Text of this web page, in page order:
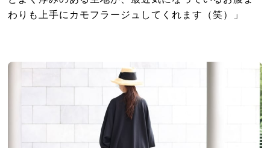
わりも上手にカモフラージュしてくれます（笑）」